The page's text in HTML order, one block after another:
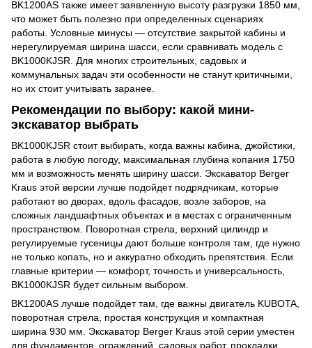
BK1200AS также имеет заявленную высоту разгрузки 1850 мм,
что может быть полезно при определенных сценариях
работы. Условные минусы — отсутствие закрытой кабины и
нерегулируемая ширина шасси, если сравнивать модель с
BK1000KJSR. Для многих строительных, садовых и
коммунальных задач эти особенности не станут критичными,
но их стоит учитывать заранее.
Рекомендации по выбору: какой мини-
экскаватор выбрать
BK1000KJSR стоит выбирать, когда важны кабина, джойстики,
работа в любую погоду, максимальная глубина копания 1750
мм и возможность менять ширину шасси. Экскаватор Berger
Kraus этой версии лучше подойдет подрядчикам, которые
работают во дворах, вдоль фасадов, возле заборов, на
сложных ландшафтных объектах и в местах с ограниченным
пространством. Поворотная стрела, верхний цилиндр и
регулируемые гусеницы дают больше контроля там, где нужно
не только копать, но и аккуратно обходить препятствия. Если
главные критерии — комфорт, точность и универсальность,
BK1000KJSR будет сильным выбором.
BK1200AS лучше подойдет там, где важны двигатель KUBOTA,
поворотная стрела, простая конструкция и компактная
ширина 930 мм. Экскаватор Berger Kraus этой серии уместен
для фундаментов, ограждений, садовых работ, прокладки